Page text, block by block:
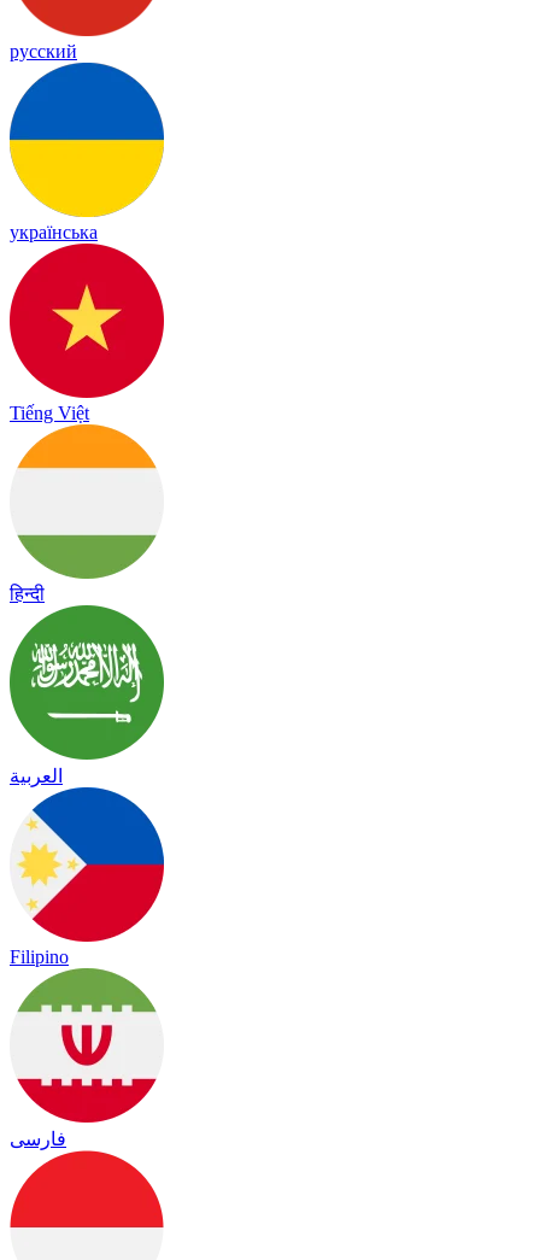
русский
українська
Tiếng Việt
हिन्दी
العربية
Filipino
فارسی